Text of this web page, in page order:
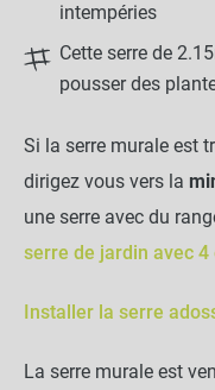
intempéries
Cette serre de
pousser des
Si la serre murale est
dirigez vous vers la
une serre avec du
serre de jardin avec 4
Installer la serre
La serre murale est